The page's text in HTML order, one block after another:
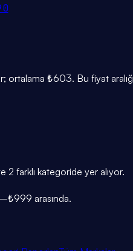
₺603. Bu fiyat
farklı kategoride yer alıyor.
arasında.